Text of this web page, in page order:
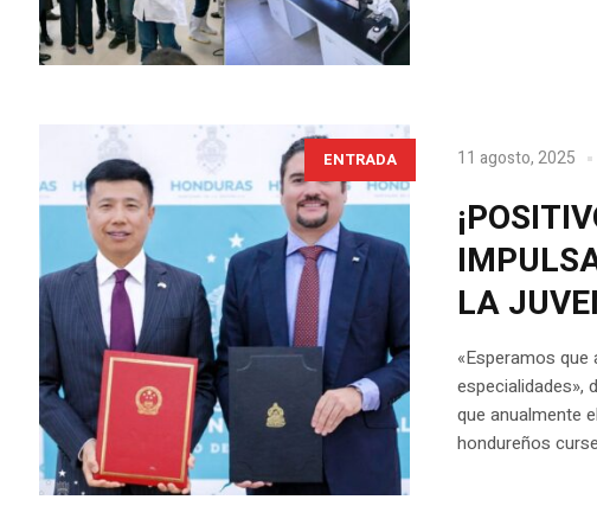
ENTRADA 11 agosto, 2025
LA
«Esperamos
especialidades»,
que anualmente
hondureños